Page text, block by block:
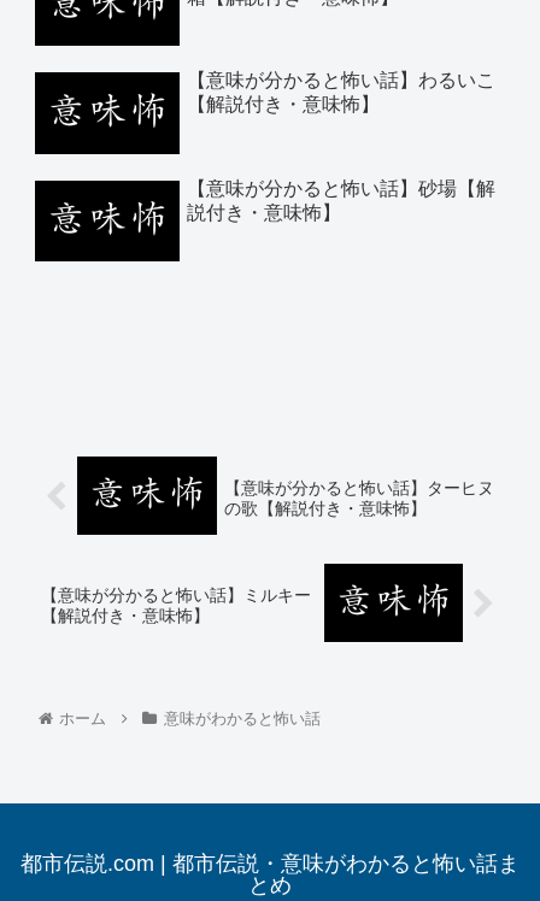
【意味が分かると怖い話】わるいこ
【解説付き・意味怖】
【意味が分かると怖い話】砂場【解
説付き・意味怖】
【意味が分かると怖い話】ターヒヌ
の歌【解説付き・意味怖】
【意味が分かると怖い話】ミルキー
【解説付き・意味怖】
ホーム 意味がわかると怖い話
都市伝説.com | 都市伝説・意味がわかると怖い話ま
とめ